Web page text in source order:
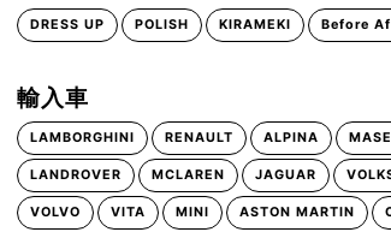
DRESS UP POLISH KIRAMEKI Before
輸入車
LAMBORGHINI RENAULT ALPINA
LANDROVER MCLAREN JAGUAR
VOLVO VITA MINI ASTON MARTIN